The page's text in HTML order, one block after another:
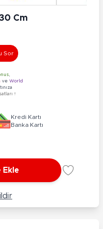
Cm
Sor
ve World
!
Kredi Kartı
Banka Kartı
Ekle